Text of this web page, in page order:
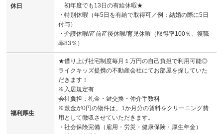
休日
初年度でも13日の有給休暇★
・特別休暇（年5日を有給で取得可／例：結婚の際に5日
付与）
・介護休暇/産前産後休暇/育児休暇（取得率100％、復職
率83％）
福利厚生
★借り上げ社宅制度毎月１万円の自己負担で利用可能◎
ライクキッズ提携の不動産会社にてお部屋を探していた
だきます！
※入居規定有
会社負担：礼金・鍵交換・仲介手数料
※敷金が0円の物件は、1か月分の賃料をクリーニング費
用として徴収させていただきます。
・社会保険完備（雇用・労災・健康保険・厚生年金）